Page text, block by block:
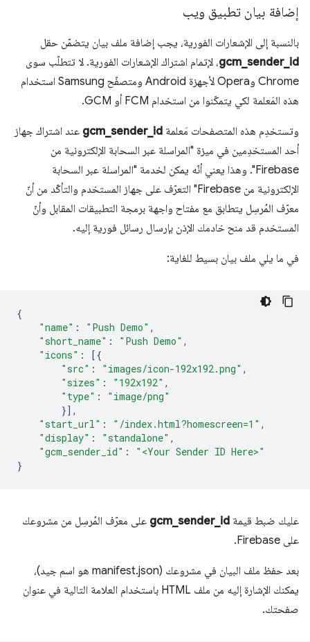
إضافة بيان تطبيق ويب
بالنسبة إلى الإشعارات الفورية، يجب إضافة ملف بيان يتضمّن حقل
gcm_sender_id، لإتمام اشتراك الإشعارات الفورية. لا تتطلّب سوى
Chrome وOpera لأجهزة Android ومتصفّح Samsung استخدام
هذه المَعلمة لكي يتمكّنوا من استخدام FCM أو GCM.
وتستخدِم هذه المتصفحات مَعلمة gcm_sender_id عند اشتراك جهاز
أحد المستخدِمين في ميزة "المراسلة عبر السحابة الإلكترونية من
Firebase". وهذا يعني أنّه يمكن لخدمة "المراسلة عبر السحابة
الإلكترونية من Firebase" التعرّف على جهاز المستخدم والتأكّد من أنّ
معرّف المُرسِل يتطابق مع مفتاح واجهة برمجة التطبيقات المقابل وأنّ
المستخدم قد منح خادمك الإذن بإرسال رسائل فورية إليه.
في ما يلي ملف بيان بسيط للغاية:
{
"name" : "Push Demo" ,
"short_name" : "Push Demo" ,
"icons" :
[{
"src" : "images/icon-192x192.png" ,
"sizes" : "192x192" ,
"type" :
"image/png"
}],
"start_url" : "/index.html?homescreen=1" ,
"display" : "standalone" ,
"gcm_sender_id" :
"<Your Sender ID Here>"
}
عليك ضبط قيمة gcm_sender_id على معرّف المُرسِل من مشروعك
على Firebase.
بعد حفظ ملف البيان في مشروعك (manifest.json هو اسم جيد)،
يمكنك الإشارة إليه من ملف HTML باستخدام العلامة التالية في عنوان
صفحتك.